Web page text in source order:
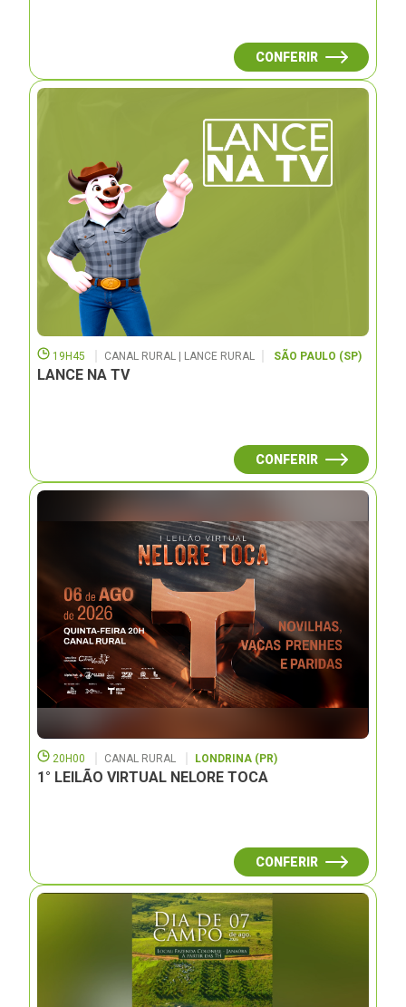
CONFERIR
19H45 CANAL RURAL | LANCE RURAL SÃO PAULO (SP)
LANCE NA TV
CONFERIR
20H00 CANAL RURAL LONDRINA (PR)
1° LEILÃO VIRTUAL NELORE TOCA
CONFERIR